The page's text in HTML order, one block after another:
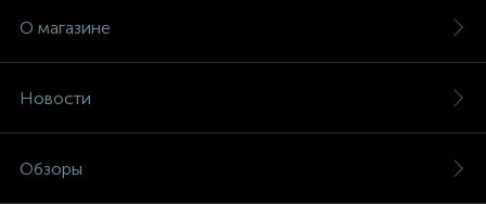
О магазине
Новости
Обзоры